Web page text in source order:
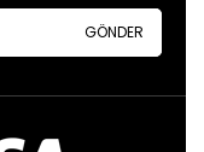
GÖNDER